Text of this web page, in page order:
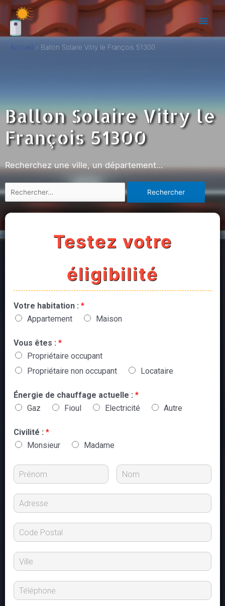
Accueil Ballon Solaire Vitry le François 51300
Ballon Solaire Vitry le
François 51300
Recherchez une ville, un département…
Testez votre
éligibilité
Votre habitation : *
Appartement
Maison
Vous êtes : *
Propriétaire occupant
Propriétaire non occupant
Locataire
Énergie de chauffage actuelle : *
Gaz
Fioul Electricité Autre
Civilité : *
Monsieur
Madame